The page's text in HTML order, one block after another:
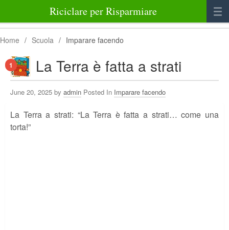
Riciclare per Risparmiare
Bellezza Benessere e Salute
Abbigliamento e Accessori
Varie
Home / Scuola / Imparare facendo
1 La Terra è fatta a strati
June 20, 2025 by admin Posted In Imparare facendo
La Terra a strati: “La Terra è fatta a strati… come una
torta!”